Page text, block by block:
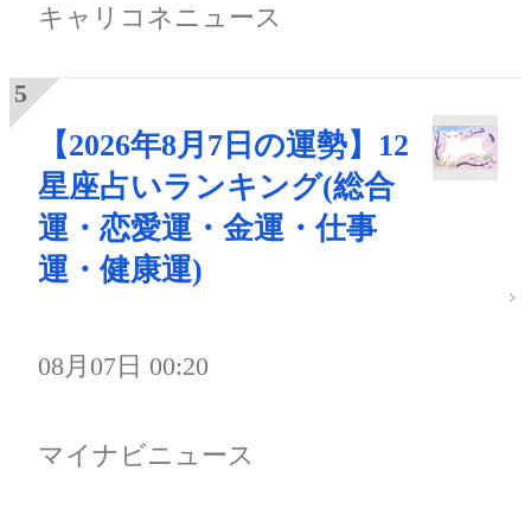
キャリコネニュース
【2026年8月7日の運勢】12
星座占いランキング(総合
運・恋愛運・金運・仕事
運・健康運)
08月07日 00:20
マイナビニュース